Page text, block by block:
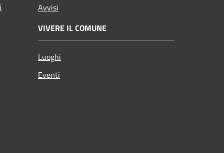
Avvisi
VIVERE IL COMUNE
Luoghi
Eventi